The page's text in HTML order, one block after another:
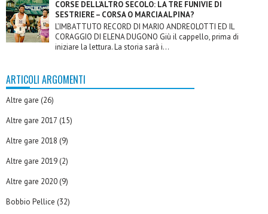
CORSE DELL’ALTRO SECOLO: LA TRE FUNIVIE DI
SESTRIERE – CORSA O MARCIA ALPINA?
L’IMBATTUTO RECORD DI MARIO ANDREOLOTTI ED IL
CORAGGIO DI ELENA DUGONO Giù il cappello, prima di
iniziare la lettura. La storia sarà i...
ARTICOLI ARGOMENTI
Altre gare (26)
Altre gare 2017 (15)
Altre gare 2018 (9)
Altre gare 2019 (2)
Altre gare 2020 (9)
Bobbio Pellice (32)